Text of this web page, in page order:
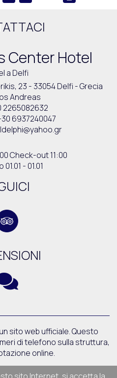
Center Hotel
a Delfi
23 - 33054 Delfi - Grecia
Andreas
2265082632
6937240047
Check-out 11:00
- 01.01
sito web ufficiale. Questo
di telefono sulla struttura,
online.